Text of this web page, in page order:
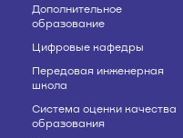
Дополнительное
образование
Цифровые кафедры
Передовая инженерная
школа
Система оценки качества
образования